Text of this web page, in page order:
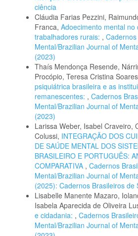
ciência
Cláudia Farias Pezzini,
Franca, Adoecimento mental no
trabalhadores rurais: ,
Mental/Brazilian Journal of
(2023)
Thaís Mendonça Resende,
Procópio, Teresa Cristina
psiquiátrica brasileira e as
remanescentes: , Cadernos
Mental/Brazilian Journal of
(2023)
Larissa Weber, Isabel Craveiro,
Colussi, INTEGRAÇÃO DOS
DE SAÚDE MENTAL DOS
BRASILEIRO E PORTUGUÊS:
COMPARATIVA , Cadernos
Mental/Brazilian Journal of
(2025): Cadernos Brasileiros de
Lisabelle Manente Mazaro,
Isabela Aparecida de Oliveira
e cidadania: , Cadernos
Mental/Brazilian Journal of